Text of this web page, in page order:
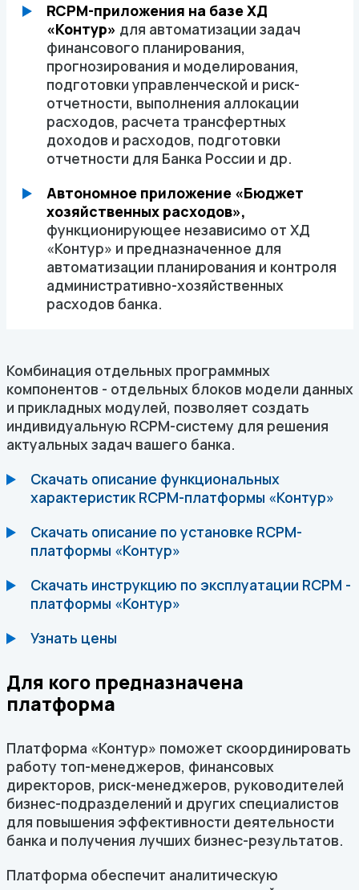
RCPM-приложения на базе ХД
«Контур» для автоматизации задач
финансового планирования,
прогнозирования и моделирования,
подготовки управленческой и риск-
отчетности, выполнения аллокации
расходов, расчета трансфертных
доходов и расходов, подготовки
отчетности для Банка России и др.
Автономное приложение «Бюджет
хозяйственных расходов»,
функционирующее независимо от ХД
«Контур» и предназначенное для
автоматизации планирования и контроля
административно-хозяйственных
расходов банка.
Комбинация отдельных программных
компонентов - отдельных блоков модели данных
и прикладных модулей, позволяет создать
индивидуальную RCPM-систему для решения
актуальных задач вашего банка.
Скачать описание функциональных
характеристик RCPM-платформы «Контур»
Скачать описание по установке RCPM-
платформы «Контур»
Скачать инструкцию по эксплуатации RCPM -
платформы «Контур»
Узнать цены
Для кого предназначена
платформа
Платформа «Контур» поможет скоординировать
работу топ-менеджеров, финансовых
директоров, риск-менеджеров, руководителей
бизнес-подразделений и других специалистов
для повышения эффективности деятельности
банка и получения лучших бизнес-результатов.
Платформа обеспечит аналитическую